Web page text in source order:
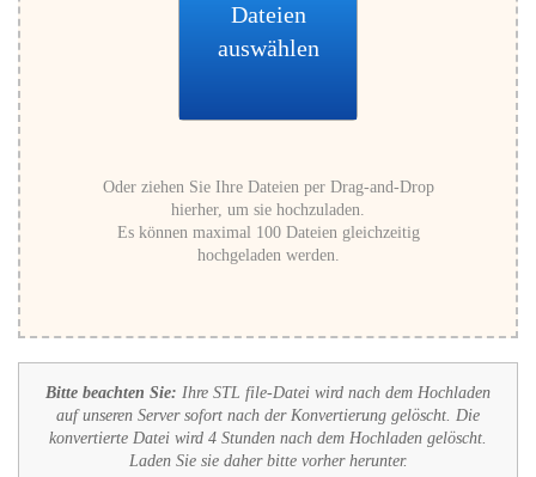
Dateien
auswählen
Oder ziehen Sie Ihre Dateien per Drag-and-Drop
hierher, um sie hochzuladen.
Es können maximal 100 Dateien gleichzeitig
hochgeladen werden.
Bitte beachten Sie: Ihre STL file-Datei wird nach dem Hochladen
auf unseren Server sofort nach der Konvertierung gelöscht. Die
konvertierte Datei wird 4 Stunden nach dem Hochladen gelöscht.
Laden Sie sie daher bitte vorher herunter.